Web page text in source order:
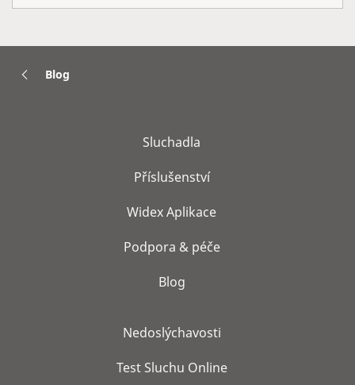
Blog
Sluchadla
Příslušenství
Widex Aplikace
Podpora & péče
Blog
Nedoslýchavosti
Test Sluchu Online